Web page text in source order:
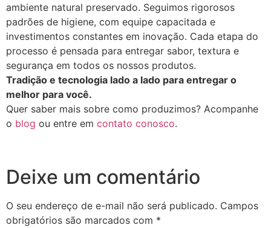
ambiente natural preservado. Seguimos rigorosos
padrões de higiene, com equipe capacitada e
investimentos constantes em inovação. Cada etapa do
processo é pensada para entregar sabor, textura e
segurança em todos os nossos produtos.
Tradição e tecnologia lado a lado para entregar o
melhor para você.
Quer saber mais sobre como produzimos? Acompanhe
o blog ou entre em contato conosco.
Deixe um comentário
O seu endereço de e-mail não será publicado. Campos
obrigatórios são marcados com *